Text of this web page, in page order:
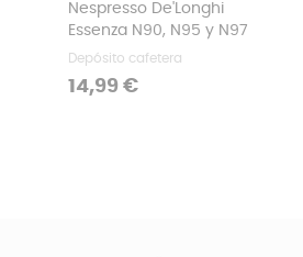
Nespresso De'Longhi
Essenza N90, N95 y N97
Depósito cafetera
Precio
14,99 €